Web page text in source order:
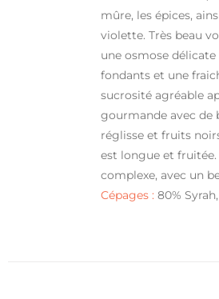
mûre, les épices,
violette. Très beau
une osmose
fondants et une
sucrosité agréable
gourmande avec de
réglisse et fruits
est longue et fruitée.
complexe, avec un
Cépages : 80%